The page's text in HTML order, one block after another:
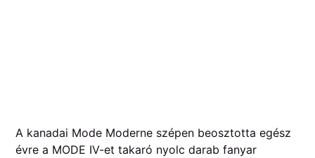
A kanadai Mode Moderne szépen beosztotta egész
évre a MODE IV-et takaró nyolc darab fanyar